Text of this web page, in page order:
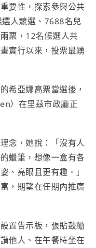
要性，探索參與公共
人競選、7688名兒
票，12名候選人共
實行以來，投票最踴
希亞娜高票當選後，
）在里茲市政廳正
念，她說：「沒有人
蠟筆，想像一盒有各
、亮眼且更有趣。」
，期望在任期內推廣
置告示板，張貼鼓勵
他人、在午餐時坐在